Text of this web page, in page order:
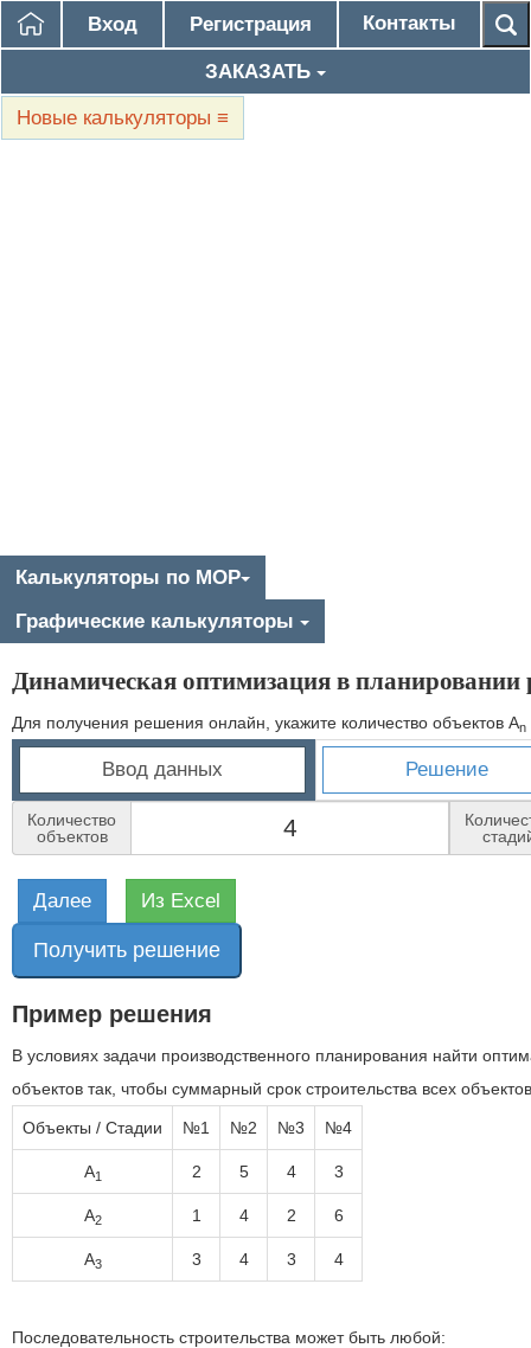
Вход Регистрация Контакты
ЗАКАЗАТЬ
Новые калькуляторы ≡
Калькуляторы по МОР
Графические калькуляторы
Динамическая оптимизация в планировании
Для получения решения онлайн, укажите количество объектов An
Ввод данных Решение
Количество
объектов
Далее Из Excel
Получить решение
Пример решения
В условиях задачи производственного планирования найти
объектов так, чтобы суммарный срок строительства всех
Объекты / Стадии №1 №2 №3 №4
A1 2 5 4 3
A2 1 4 2 6
A3 3 4 3 4
Последовательность строительства может быть любой: